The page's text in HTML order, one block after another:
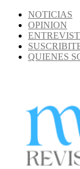
Skip
content
NOTICIAS
OPINION
QUIENES